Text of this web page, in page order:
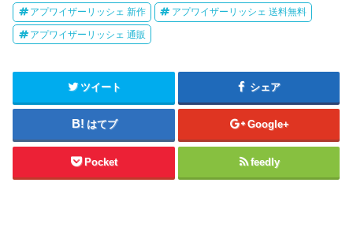
アプワイザーリッシェ 新作 アプワイザーリッシェ 送料無料
アプワイザーリッシェ 通販
ツイート シェア
はてブ Google+
Pocket feedly